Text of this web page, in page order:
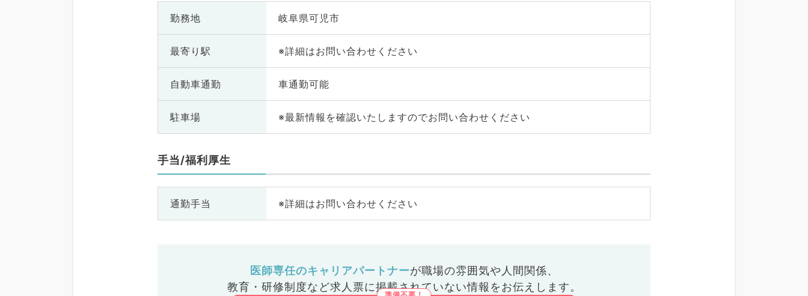
勤務地 岐阜県可児市
最寄り駅 ※詳細はお問い合わせください
自動車通勤 車通勤可能
駐車場 ※最新情報を確認いたしますのでお問い合わせください
手当/福利厚生
通勤手当 ※詳細はお問い合わせください
医師専任のキャリアパートナーが職場の雰囲気や人間関係、
教育・研修制度など求人票に掲載されていない情報をお伝えします。